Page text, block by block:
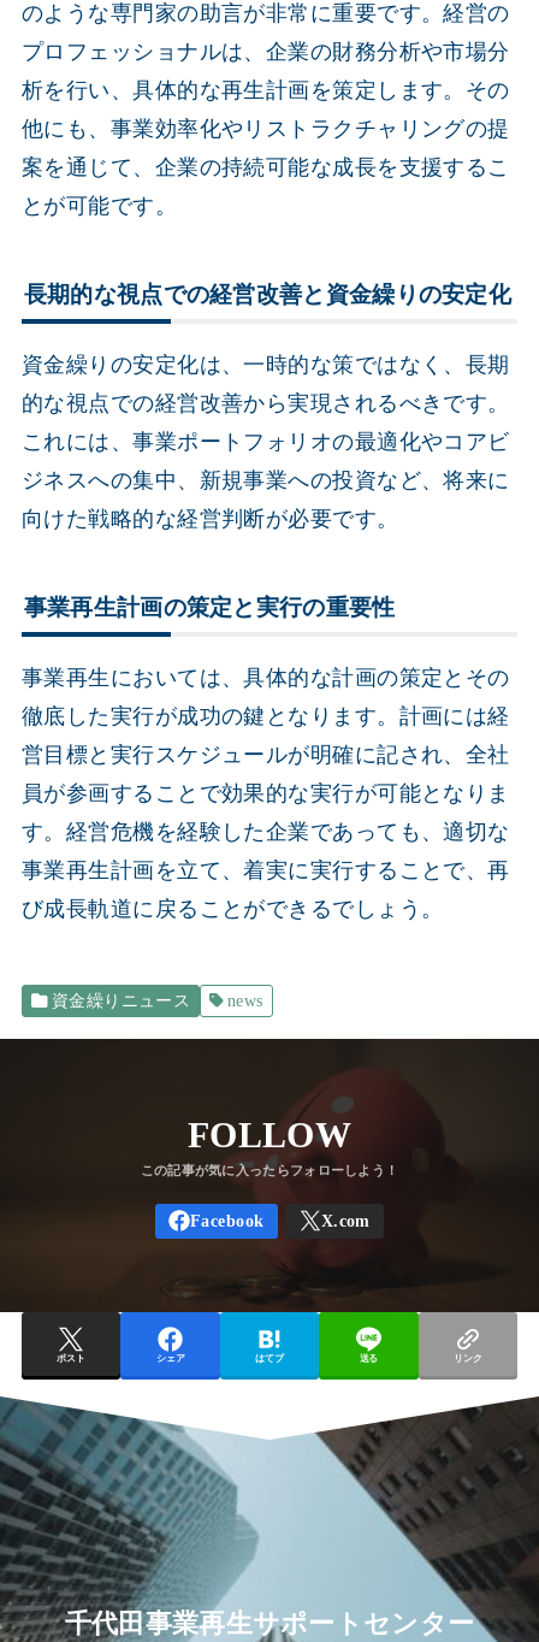
のような専門家の助言が非常に重要です。経営の
プロフェッショナルは、企業の財務分析や市場分
析を行い、具体的な再生計画を策定します。その
他にも、事業効率化やリストラクチャリングの提
案を通じて、企業の持続可能な成長を支援するこ
とが可能です。
長期的な視点での経営改善と資金繰りの安定化
資金繰りの安定化は、一時的な策ではなく、長期
的な視点での経営改善から実現されるべきです。
これには、事業ポートフォリオの最適化やコアビ
ジネスへの集中、新規事業への投資など、将来に
向けた戦略的な経営判断が必要です。
事業再生計画の策定と実行の重要性
事業再生においては、具体的な計画の策定とその
徹底した実行が成功の鍵となります。計画には経
営目標と実行スケジュールが明確に記され、全社
員が参画することで効果的な実行が可能となりま
す。経営危機を経験した企業であっても、適切な
事業再生計画を立て、着実に実行することで、再
び成長軌道に戻ることができるでしょう。
資金繰りニュース news
FOLLOW
ポスト シェア はてブ 送る リンク
千代田事業再生サポートセンター